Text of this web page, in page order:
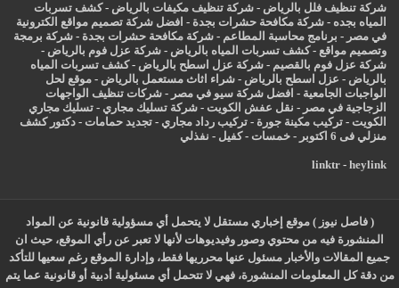
شركة تنظيف فلل بالرياض -شركة تنظيف مكيفات بالرياض -كشف تسربات
المياه بجده -شركة مكافحة حشرات بجدة - افضل شركة تصميم مواقع الكترونية
في مصر - برنامج محاسبة المطاعم -شركة مكافحة حشرات بجدة -شركة برمجة
وتصميم مواقع -كشف تسربات المياه بالرياض -شركة عزل فوم بالرياض -
شركة عزل فوم بالقصيم -شركة عزل اسطح بالرياض -كشف تسربات المياه
بالرياض - عزل اسطح بالرياض -شراء اثاث مستعمل بالرياض - موقع لحل
الواجبات الجامعية - افضل شركة سيو في مصر -شركات تنظيف الواجهات
الزجاجية في مصر - نقل عفش الكويت -شركة تسليك مجاري -تسليك مجاري
الكويت -تركيب مكينة جورة -تركيب رداد مجاري -تجديد حمامات -دكتور كشف
منزلي فى 6 اكتوبر
-خمسات -كفيل - نفذلي
linktr- heylink
( فاصل نيوز ) موقع إخباري مستقل لا يتحمل أي مسؤولية قانونية عن المواد
المنشورة فيه من محتوي وصور وفيديوهات لأنها لا تعبر عن رأي الموقع، حيث ان
جميع المقالات والأخبار مسئول عنها محرريها فقط، وإدارة الموقع رغم سعيها للتأكد
من دقة كل المعلومات المنشورة، فهي لا تتحمل أي مسئولية أدبية أو قانونية عما يتم